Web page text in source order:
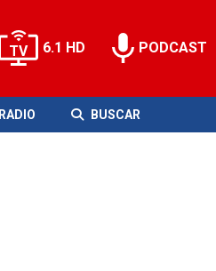
6.1 HD PODCAST
RADIO BUSCAR